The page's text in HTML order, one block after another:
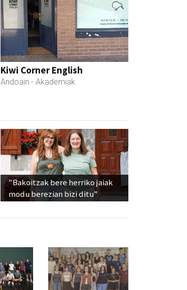
Kiwi Corner English
Andoain - Akademiak
"Bakoitzak bere herriko jaiak
modu berezian bizi ditu"